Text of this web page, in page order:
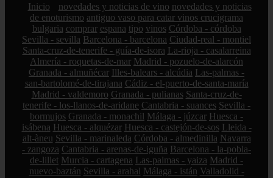
Inicio novedades y noticias de vino novedades y noticias
de enoturismo antiguo vaso para catar vinos crucigrama
bulgaria comprar espana tipo vinos Córdoba - córdoba
Sevilla - sevilla Barcelona - barcelona Ciudad-real - montiel
Santa-cruz-de-tenerife - guía-de-isora La-rioja - casalarreina
Almería - roquetas-de-mar Madrid - pozuelo-de-alarcón
Granada - almuñécar Illes-balears - alcúdia Las-palmas -
san-bartolomé-de-tirajana Cádiz - el-puerto-de-santa-maría
Madrid - valdemoro Granada - pulianas Santa-cruz-de-
tenerife - los-llanos-de-aridane Cantabria - suances Sevilla -
bormujos Granada - monachil Málaga - júzcar Huesca -
isábena Huesca - alquézar Huesca - castejón-de-sos Lleida -
alt-àneu Sevilla - marinaleda Córdoba - almedinilla Navarra
- zangoza Cantabria - arenas-de-iguña Barcelona - la-pobla-
de-lillet Murcia - cartagena Las-palmas - yaiza Madrid -
nuevo-baztán Sevilla - arahal Málaga - istán Valladolid -